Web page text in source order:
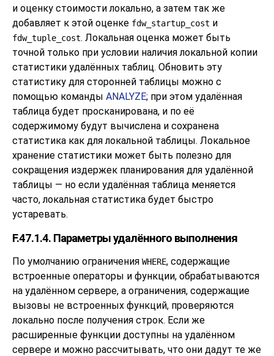
и оценку стоимости локально, а затем так же
добавляет к этой оценке fdw_startup_cost и
fdw_tuple_cost. Локальная оценка может быть
точной только при условии наличия локальной копии
статистики удалённых таблиц. Обновить эту
статистику для сторонней таблицы можно с
помощью команды ANALYZE; при этом удалённая
таблица будет просканирована, и по её
содержимому будут вычислена и сохранена
статистика как для локальной таблицы. Локальное
хранение статистики может быть полезно для
сокращения издержек планирования для удалённой
таблицы — но если удалённая таблица меняется
часто, локальная статистика будет быстро
устаревать.
F.47.1.4. Параметры удалённого выполнения
По умолчанию ограничения WHERE, содержащие
встроенные операторы и функции, обрабатываются
на удалённом сервере, а ограничения, содержащие
вызовы не встроенных функций, проверяются
локально после получения строк. Если же
расширенные функции доступны на удалённом
сервере и можно рассчитывать, что они дадут те же